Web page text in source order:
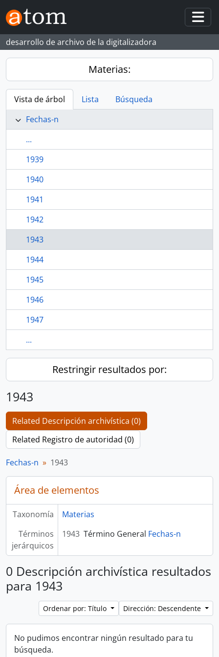
Skip to main content
desarrollo de archivo de la digitalizadora
Materias:
Vista de árbol Lista
Búsqueda
Fechas-n
...
1939
1940
1941
1942
1943
1944
1945
1946
1947
...
Restringir resultados por:
1943
Related Descripción archivística (0)
Related Registro de autoridad (0)
Fechas-n 1943
Área de elementos
Taxonomía
Materias
Términos
jerárquicos
1943 Término General Fechas-n
0 Descripción archivística resultados
para 1943
Ordenar por: Título Dirección: Descendente
No pudimos encontrar ningún resultado para tu
búsqueda.